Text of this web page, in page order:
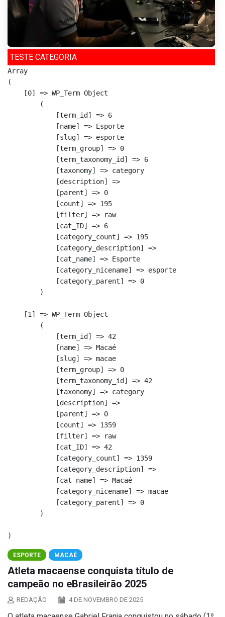
TESTE CATEGORIA
Array
(
    [0] => WP_Term Object
        (
            [term_id] => 6
            [name] => Esporte
            [slug] => esporte
            [term_group] => 0
            [term_taxonomy_id] => 6
            [taxonomy] => category
            [description] =>
            [parent] => 0
            [count] => 195
            [filter] => raw
            [cat_ID] => 6
            [category_count] => 195
            [category_description] =>
            [cat_name] => Esporte
            [category_nicename] => esporte
            [category_parent] => 0
        )
    [1] => WP_Term Object
        (
            [term_id] => 42
            [name] => Macaé
            [slug] => macae
            [term_group] => 0
            [term_taxonomy_id] => 42
            [taxonomy] => category
            [description] =>
            [parent] => 0
            [count] => 1359
            [filter] => raw
            [cat_ID] => 42
            [category_count] => 1359
            [category_description] =>
            [cat_name] => Macaé
            [category_nicename] => macae
            [category_parent] => 0
        )
ESPORTE MACAÉ
Atleta macaense conquista título de
campeão no eBrasileirão 2025
REDAÇÃO 4 DE NOVEMBRO DE 2025